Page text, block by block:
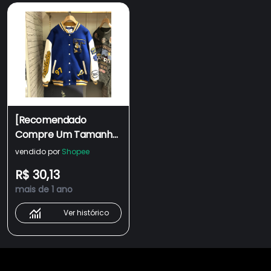
[Recomendado
Compre Um Tamanho
Maior] [Oferta
Beisebol Homens
Mulheres Primavera
Outono 2024 Novo
vendido por Shopee
R$ 30,13
mais de 1 ano
Ver histórico